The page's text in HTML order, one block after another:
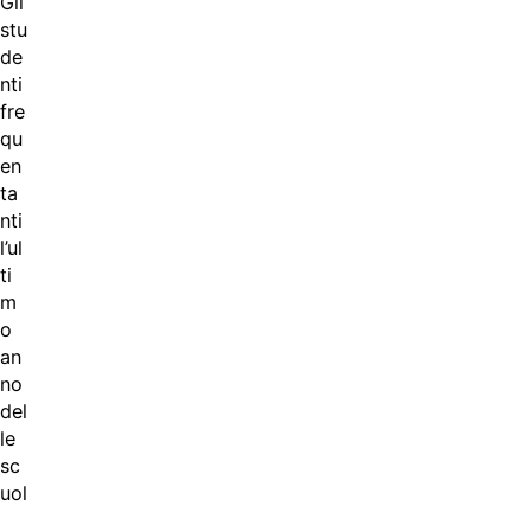
stu
de
nti
fre
qu
en
ta
nti
l’ul
ti
m
o
an
no
del
le
sc
uol